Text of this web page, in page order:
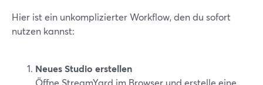
Hier ist ein unkomplizierter Workflow, den du sofort
nutzen kannst:
Neues Studio erstellen
Öffne StreamYard im Browser und erstelle eine